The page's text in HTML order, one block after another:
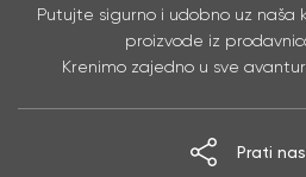
Putujte sigurno i udobno uz
proizvode iz
Krenimo zajedno u sve
Prati nas